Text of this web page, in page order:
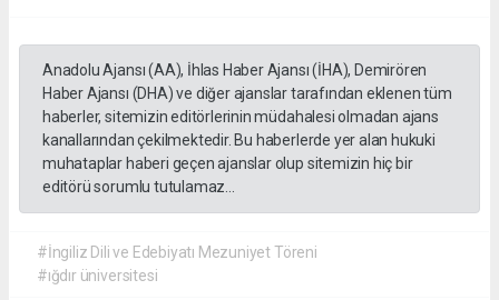
Anadolu Ajansı (AA), İhlas Haber Ajansı (İHA), Demirören
Haber Ajansı (DHA) ve diğer ajanslar tarafından eklenen tüm
haberler, sitemizin editörlerinin müdahalesi olmadan ajans
kanallarından çekilmektedir. Bu haberlerde yer alan hukuki
muhataplar haberi geçen ajanslar olup sitemizin hiç bir
editörü sorumlu tutulamaz...
#İngiliz Dili ve Edebiyatı Mezuniyet Töreni
#ığdır üniversitesi